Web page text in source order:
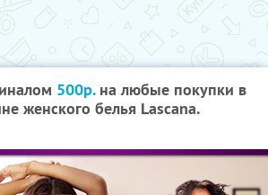
500р.на любые покупки в
женского белья Lascana.